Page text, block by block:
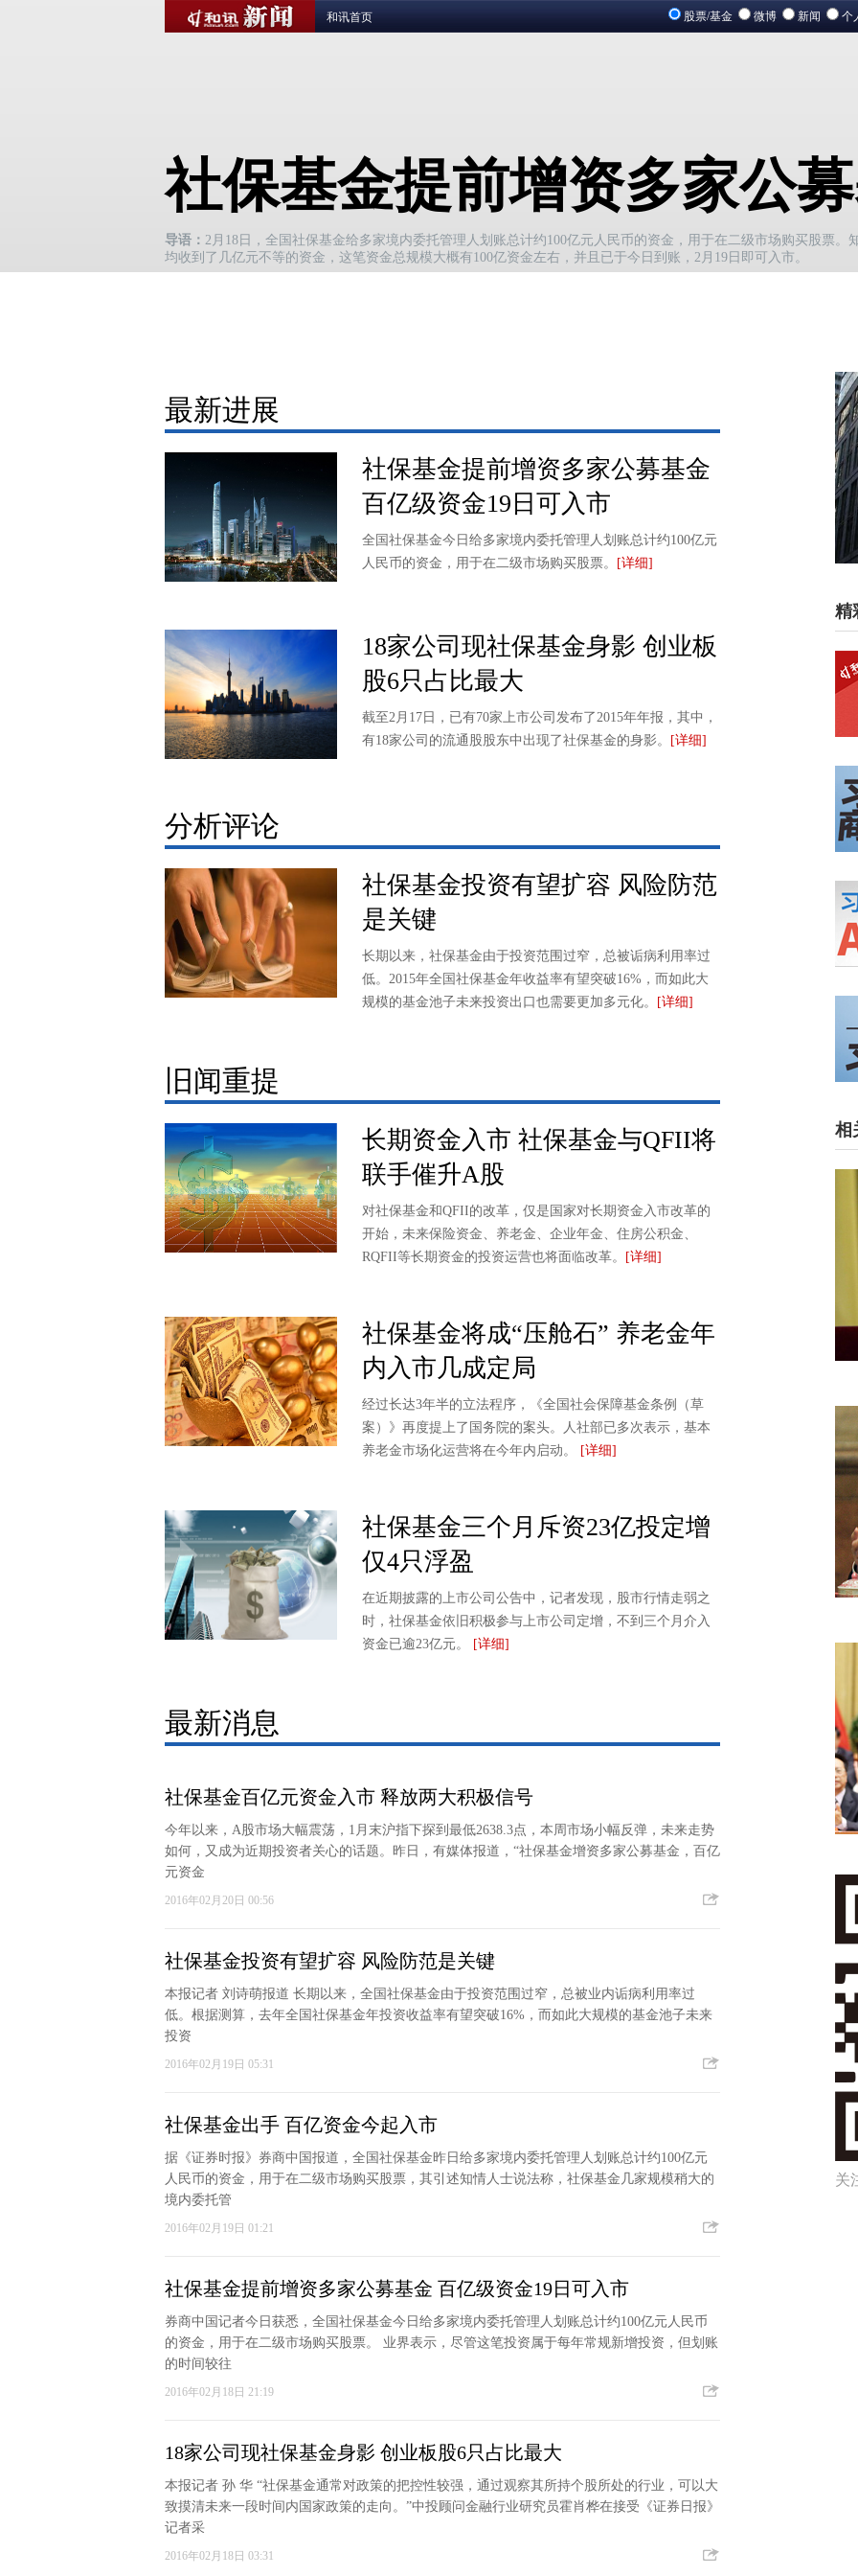
和讯首页 股票/基金 微博 新闻 个
社保基金提前增资多家公
导语： 2月18日，全国社保基金给多家境内委托管理人划账总计约100亿元人民币的资金，用于在二级市场购买股票
均收到了几亿元不等的资金，这笔资金总规模大概有100亿资金左右，并且已于今日到账，2月19日即可入市。
最新进展
社保基金提前增资多家公募基金
百亿级资金19日可入市
全国社保基金今日给多家境内委托管理人划账总计约100亿元
人民币的资金，用于在二级市场购买股票。
[详细]
18家公司现社保基金身影 创业板
股6只占比最大
截至2月17日，已有70家上市公司发布了2015年年报，其中，
有18家公司的流通股股东中出现了社保基金的身影。
[详细]
分析评论
社保基金投资有望扩容 风险防范
是关键
长期以来，社保基金由于投资范围过窄，总被诟病利用率过
低。2015年全国社保基金年收益率有望突破16%，而如此大
规模的基金池子未来投资出口也需要更加多元化。
[详细]
旧闻重提
长期资金入市 社保基金与QFII将
联手催升A股
对社保基金和QFII的改革，仅是国家对长期资金入市改革的
开始，未来保险资金、养老金、企业年金、住房公积金、
RQFII等长期资金的投资运营也将面临改革。
[详细]
社保基金将成“压舱石” 养老金年
内入市几成定局
经过长达3年半的立法程序，《全国社会保障基金条例（草
案）》再度提上了国务院的案头。人社部已多次表示，基本
养老金市场化运营将在今年内启动。
[详细]
社保基金三个月斥资23亿投定增
仅4只浮盈
在近期披露的上市公司公告中，记者发现，股市行情走弱之
时，社保基金依旧积极参与上市公司定增，不到三个月介入
资金已逾23亿元。
[详细]
最新消息
社保基金百亿元资金入市 释放两大积极信号
今年以来，A股市场大幅震荡，1月末沪指下探到最低2638.3点，本周市场小幅反弹，未来走势
如何，又成为近期投资者关心的话题。昨日，有媒体报道，“社保基金增资多家公募基金，百亿
元资金
2016年02月20日 00:56
社保基金投资有望扩容 风险防范是关键
本报记者 刘诗萌报道 长期以来，全国社保基金由于投资范围过窄，总被业内诟病利用率过
低。根据测算，去年全国社保基金年投资收益率有望突破16%，而如此大规模的基金池子未来
投资
2016年02月19日 05:31
社保基金出手 百亿资金今起入市
据《证券时报》券商中国报道，全国社保基金昨日给多家境内委托管理人划账总计约100亿元
人民币的资金，用于在二级市场购买股票，其引述知情人士说法称，社保基金几家规模稍大的
境内委托管
2016年02月19日 01:21
社保基金提前增资多家公募基金 百亿级资金19日可入市
券商中国记者今日获悉，全国社保基金今日给多家境内委托管理人划账总计约100亿元人民币
的资金，用于在二级市场购买股票。 业界表示，尽管这笔投资属于每年常规新增投资，但划账
的时间较往
2016年02月18日 21:19
18家公司现社保基金身影 创业板股6只占比最大
本报记者 孙 华 “社保基金通常对政策的把控性较强，通过观察其所持个股所处的行业，可以大
致摸清未来一段时间内国家政策的走向。”中投顾问金融行业研究员霍肖桦在接受《证券日报》
记者采
2016年02月18日 03:31
精
相
关